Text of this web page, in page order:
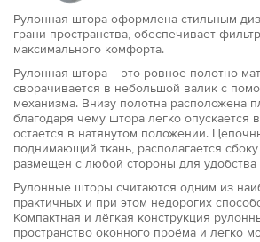
Рулонная штора оформлена стильным
грани пространства, обеспечивает
максимального комфорта.
Рулонная штора – это ровное полотно
сворачивается в небольшой валик с
механизма. Внизу полотна расположена
благодаря чему штора легко опускается
остается в натянутом положении.
поднимающий ткань, располагается
размещен с любой стороны для удобства
Рулонные шторы считаются одним из
практичных и при этом недорогих
Компактная и лёгкая конструкция
пространство оконного проёма и легко